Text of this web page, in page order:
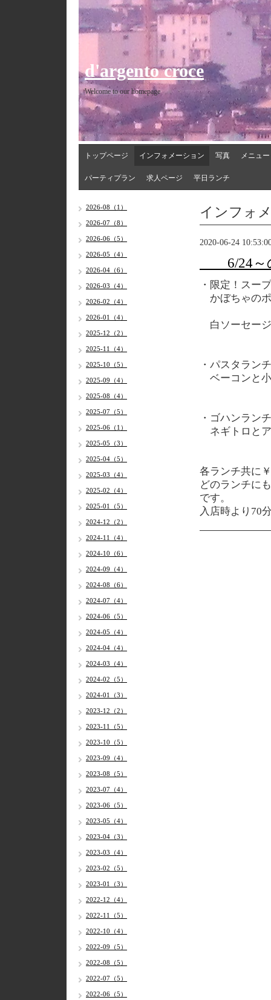
d'argento croce
Welcome to our homepage
トップページ インフォメーション 写真 メニュー
パーティプラン 求人ページ 平日ランチ
インフォ
2020-06-24
6/24～
・限定！スー
かぼちゃの
白ソーセー
・パスタランチ
ベーコンと
・ゴハンランチ
ネギトロと
各ランチ共に
どのランチに
です。
入店時より70
2026-08（1）
2026-07（8）
2026-06（5）
2026-05（4）
2026-04（6）
2026-03（4）
2026-02（4）
2026-01（4）
2025-12（2）
2025-11（4）
2025-10（5）
2025-09（4）
2025-08（4）
2025-07（5）
2025-06（1）
2025-05（3）
2025-04（5）
2025-03（4）
2025-02（4）
2025-01（5）
2024-12（2）
2024-11（4）
2024-10（6）
2024-09（4）
2024-08（6）
2024-07（4）
2024-06（5）
2024-05（4）
2024-04（4）
2024-03（4）
2024-02（5）
2024-01（3）
2023-12（2）
2023-11（5）
2023-10（5）
2023-09（4）
2023-08（5）
2023-07（4）
2023-06（5）
2023-05（4）
2023-04（3）
2023-03（4）
2023-02（5）
2023-01（3）
2022-12（4）
2022-11（5）
2022-10（4）
2022-09（5）
2022-08（5）
2022-07（5）
2022-06（5）